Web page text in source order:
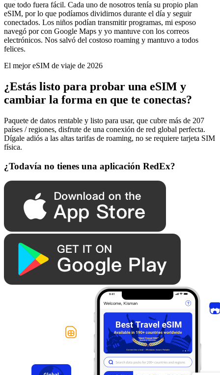
que todo fuera fácil. Cada uno de nosotros tenía su propio plan
eSIM, por lo que podíamos dividirnos durante el día y seguir
conectados. Los niños podían transmitir programas, mi esposo
navegó por con Google Maps y yo mantuve con los correos
electrónicos. Nos salvó del costoso roaming y mantuvo a todos
felices.
El mejor eSIM de viaje de 2026
¿Estás listo para probar una eSIM y
cambiar la forma en que te conectas?
Paquete de datos rentable y listo para usar, que cubre más de 207
países / regiones, disfrute de una conexión de red global perfecta.
Dígale adiós a las altas tarifas de roaming, no se requiere tarjeta SIM
física.
¿Todavía no tienes una aplicación RedEx?